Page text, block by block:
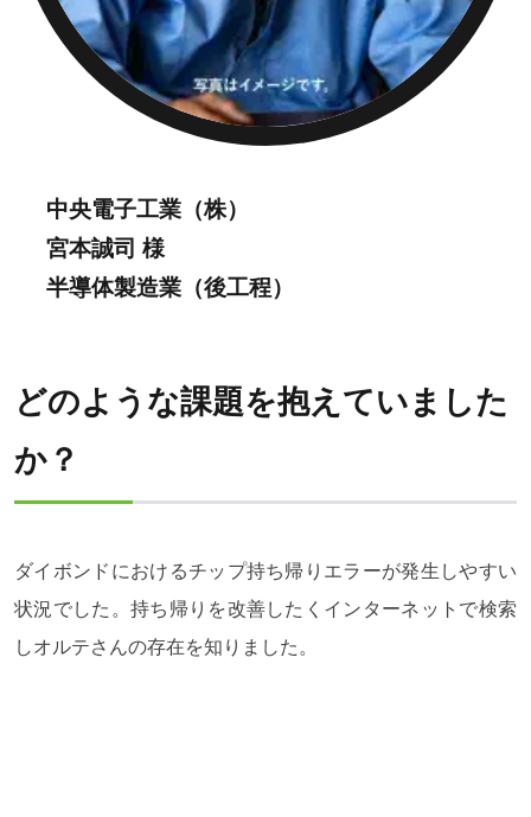
中央電子工業（株）
宮本誠司 様
半導体製造業（後工程）
どのような課題を抱えていました
か？
ダイボンドにおけるチップ持ち帰りエラーが発生しやすい
状況でした。持ち帰りを改善したくインターネットで検索
しオルテさんの存在を知りました。